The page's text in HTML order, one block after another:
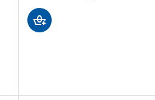
mørkegrå brun/
hvid/egetræsfiner